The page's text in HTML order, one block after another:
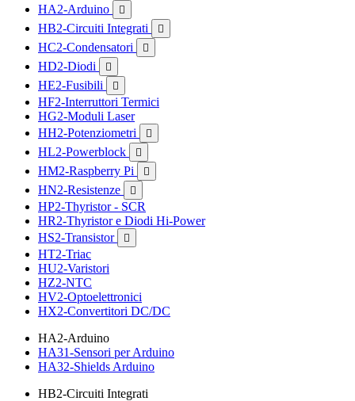
HA2-Arduino

HB2-Circuiti Integrati 
HC2-Condensatori 
HD2-Diodi 
HE2-Fusibili 
HF2-Interruttori Termici
HG2-Moduli Laser
HH2-Potenziometri

HL2-Powerblock 
HM2-Raspberry Pi 
HN2-Resistenze 
HP2-Thyristor - SCR
HR2-Thyristor e Diodi Hi-Power
HS2-Transistor

HT2-Triac
HU2-Varistori
HZ2-NTC
HV2-Optoelettronici
HX2-Convertitori DC/DC
HA2-Arduino
HA31-Sensori per Arduino
HA32-Shields Arduino
HB2-Circuiti Integrati